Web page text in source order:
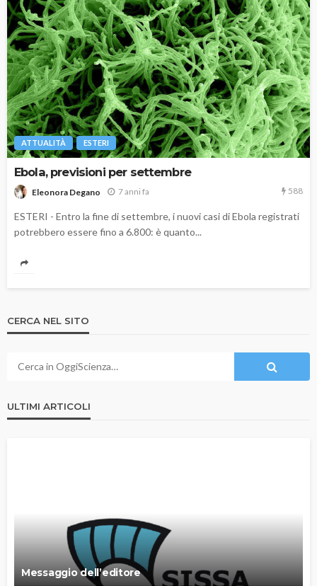
ATTUALITÀ ESTERI
Ebola, previsioni per settembre
Eleonora Degano 7 anni fa 588
ESTERI - Entro la fine di settembre, i nuovi casi di Ebola registrati
potrebbero essere fino a 6.800: è quanto...
CERCA NEL SITO
ULTIMI ARTICOLI
Messaggio dell’editore